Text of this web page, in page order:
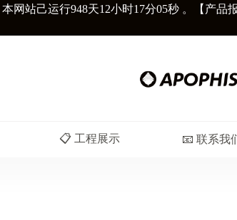
本网站己运行948天12小时17分07秒 。【产品
📋︎ 工程展示 📧 联系我